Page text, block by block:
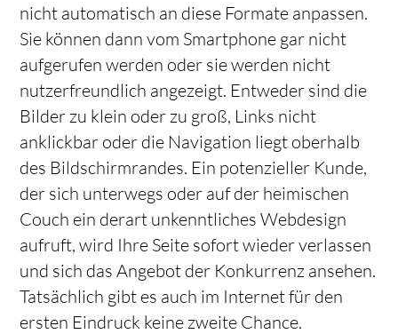
nicht automatisch an diese Formate anpassen.
Sie können dann vom Smartphone gar nicht
aufgerufen werden oder sie werden nicht
nutzerfreundlich angezeigt. Entweder sind die
Bilder zu klein oder zu groß, Links nicht
anklickbar oder die Navigation liegt oberhalb
des Bildschirmrandes. Ein potenzieller Kunde,
der sich unterwegs oder auf der heimischen
Couch ein derart unkenntliches Webdesign
aufruft, wird Ihre Seite sofort wieder verlassen
und sich das Angebot der Konkurrenz ansehen.
Tatsächlich gibt es auch im Internet für den
ersten Eindruck keine zweite Chance.